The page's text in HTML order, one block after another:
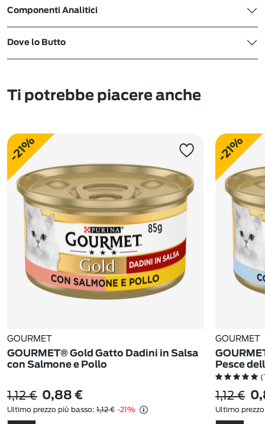
Componenti Analitici
Dove lo Butto
Ti potrebbe piacere anche
-21%
GOURMET
GOURMET® Gold Gatto Dadini in Salsa
con Salmone e Pollo
1,12 € 0,88 €
Ultimo prezzo più basso: 1,12 € -21%
-21%
GOURMET
Pesce
1,12 €
Ultimo